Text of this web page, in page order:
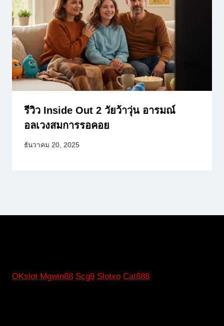
รีวิว Inside Out 2 วัยว้าวุ่น อารมณ์
อลเวงสมการรอคอย
ธันวาคม 20, 2025
OKslot Mgwin88 Scg9 Slotxo Cat888